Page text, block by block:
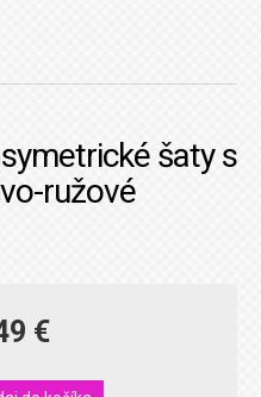
šaty s
ružové
€